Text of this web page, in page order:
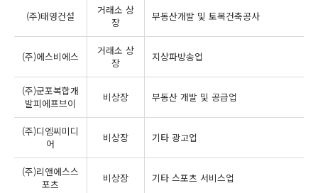
(주)태영건설
거래소 상
장
부동산개발 및 토목건축공사
(주)에스비에스
거래소 상
장
지상파방송업
(주)군포복합개
발피에프브이
비상장 부동산 개발 및 공급업
(주)디엠씨미디
어
비상장 기타 광고업
(주)리앤에스스
포츠
비상장 기타 스포츠 서비스업